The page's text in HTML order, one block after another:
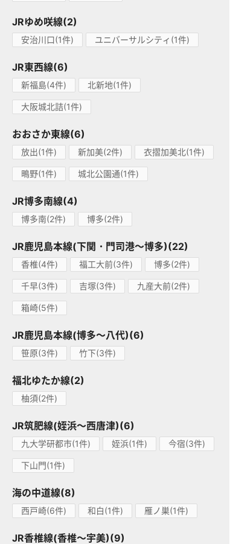
JRゆめ咲線(2)
安治川口(1件) ユニバーサルシティ(1件)
JR東西線(6)
新福島(4件) 北新地(1件)
大阪城北詰(1件)
おおさか東線(6)
放出(1件) 新加美(2件) 衣摺加美北(1件)
鴫野(1件) 城北公園通(1件)
JR博多南線(4)
博多南(2件) 博多(2件)
JR鹿児島本線(下関・門司港～博多)(22)
香椎(4件) 福工大前(3件) 博多(2件)
千早(3件) 吉塚(3件) 九産大前(2件)
箱崎(5件)
JR鹿児島本線(博多～八代)(6)
笹原(3件) 竹下(3件)
福北ゆたか線(2)
柚須(2件)
JR筑肥線(姪浜～西唐津)(6)
九大学研都市(1件) 姪浜(1件) 今宿(3件)
下山門(1件)
海の中道線(8)
西戸崎(6件) 和白(1件) 雁ノ巣(1件)
JR香椎線(香椎～宇美)(9)